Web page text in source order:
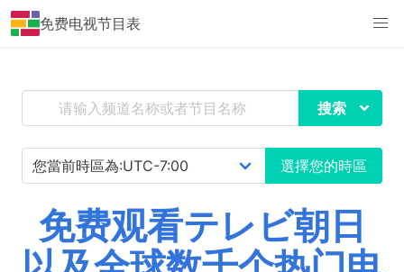
免费电视节目表
搜索
選擇您的時區
免费观看テレビ朝日